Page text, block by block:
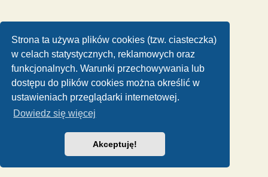
Strona ta używa plików cookies (tzw. ciasteczka)
w celach statystycznych, reklamowych oraz
funkcjonalnych. Warunki przechowywania lub
dostępu do plików cookies można określić w
ustawieniach przeglądarki internetowej.
Dowiedz się więcej
Akceptuję!